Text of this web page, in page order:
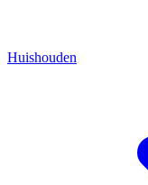
Huishouden